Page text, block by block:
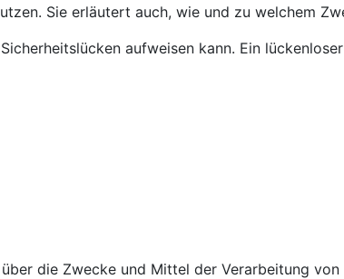
Sie erläutert auch, wie und zu welchem
aufweisen kann. Ein
die Zwecke und Mittel der Verarbeitung